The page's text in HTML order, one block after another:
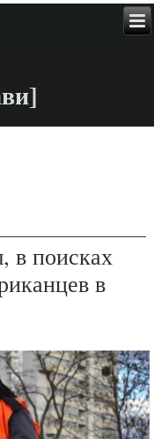
в поисках
в